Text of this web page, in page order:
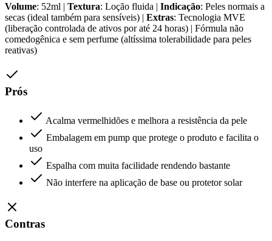
Volume: 52ml | Textura: Loção fluida | Indicação: Peles normais a
secas (ideal também para sensíveis) | Extras: Tecnologia MVE
(liberação controlada de ativos por até 24 horas) | Fórmula não
comedogênica e sem perfume (altíssima tolerabilidade para peles
reativas)
Prós
Acalma vermelhidões e melhora a resistência da pele
Embalagem em pump que protege o produto e facilita o
uso
Espalha com muita facilidade rendendo bastante
Não interfere na aplicação de base ou protetor solar
Contras